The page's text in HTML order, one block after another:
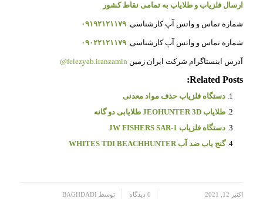
ارسال فلزیاب و طلایاب به تمامی نقاط کشور
شماره تماس و واتس آپ کارشناسی ۰۹۱۹۲۱۲۱۱۷۹
شماره تماس و واتس آپ کارشناسی ۰۹۰۲۲۱۲۱۱۷۹
آدرس اینستاگرام شرکت ایران زمین felezyab.iranzamin@
Related Posts:
دستگاه فلزیاب حذف مواد معدنی
طلایاب JEOHUNTER 3D طلایابی دو گانه
دستگاه فلزیاب JW FISHERS SAR-1
گنج یاب ضد آب WHITES TDI BEACHHUNTER
اکتبر 12, 2021 0 دیدگاه توسط BAGHDADI